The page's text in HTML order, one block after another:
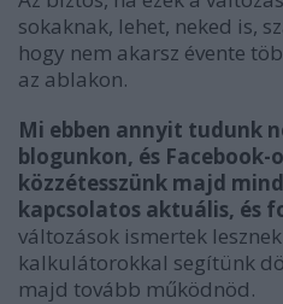
sokaknak, lehet, neked is,
hogy nem akarsz évente
az ablakon.
Mi ebben annyit tudunk
blogunkon, és Facebook-
közzétesszünk majd
kapcsolatos aktuális, és
változások ismertek
kalkulátorokkal segítünk
majd tovább működnöd.